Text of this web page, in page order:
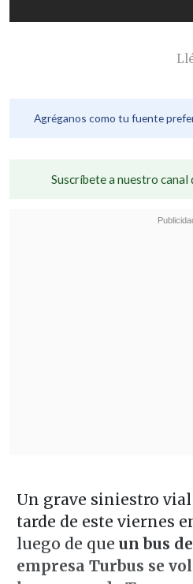
Agréganos como tu fuente
Suscríbete a nuestro canal
Un grave siniestro
tarde de este viernes
luego de que un bus
empresa Turbus se